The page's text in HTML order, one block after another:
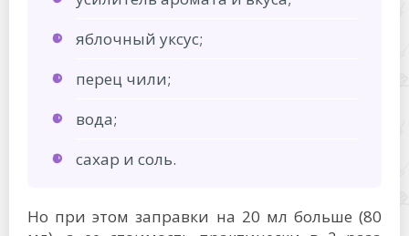
яблочный уксус;
перец чили;
вода;
сахар и соль.
Но при этом заправки на 20 мл больше (80